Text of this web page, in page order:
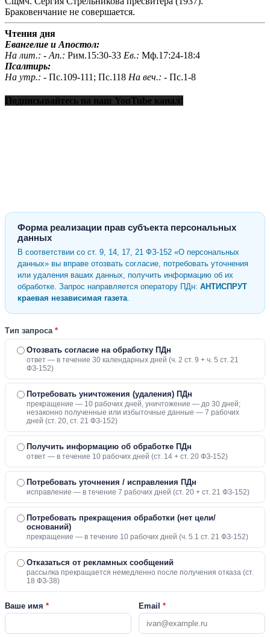
Браковенчание не совершается.
Чтения дня
Евангелие и Апостол:
На лит.: - Ап.: Рим.15:30-33 Ев.: Мф.17:24-18:4
Псалтирь:
На утр.: - Пс.109-111; Пс.118 На веч.: - Пс.1-8
Подписывайтесь на наш YouTube канал!
Форма реализации прав субъекта персональных
данных
В соответствии со ст. 9, 14, 17, 21 ФЗ-152 «О персональных
данных» вы вправе отозвать согласие, потребовать уточнения
или удаления ваших данных, получить информацию об их
обработке. Запрос направляется оператору ПДн: АНТИСПРУТ
краевая независимая газета.
Тип запроса *
Отозвать согласие на обработку ПДн
ответ — в течение 30 календарных дней (ч. 2 ст. 9 + ч. 5 ст. 21
ФЗ-152)
Потребовать уничтожения (удаления) ПДн
прекращение — 10 рабочих дней, уничтожение — до 30 дней;
незаконно полученные или избыточные данные — 7 рабочих
дней (ст. 20, ст. 21 ФЗ-152)
Получить информацию об обработке ПДн
ответ — в течение 10 рабочих дней (ст. 14 + ст. 20 ФЗ-152)
Потребовать уточнения / исправления ПДн
исправление — в течение 7 рабочих дней (ст. 20 + ст. 21 ФЗ-152)
Потребовать прекращения обработки (нет цели/
оснований)
прекращение — в течение 10 рабочих дней (ч. 5.1 ст. 21 ФЗ-152)
Отказаться от рекламных сообщений
рассылка прекращается немедленно после получения отказа (ст.
18 ФЗ-38)
Ваше имя * Email *